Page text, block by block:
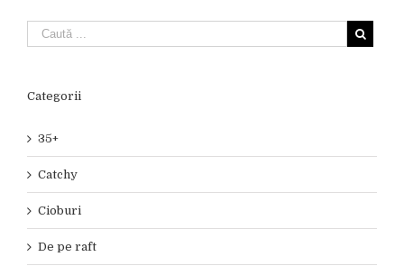
Categorii
35+
Catchy
Cioburi
De pe raft